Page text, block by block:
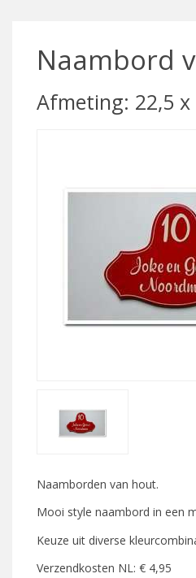
Naambord
Afmeting: 22,5 x
Naamborden van hout.
Mooi style naambord in een
Keuze uit diverse
Verzendkosten NL: € 4,95